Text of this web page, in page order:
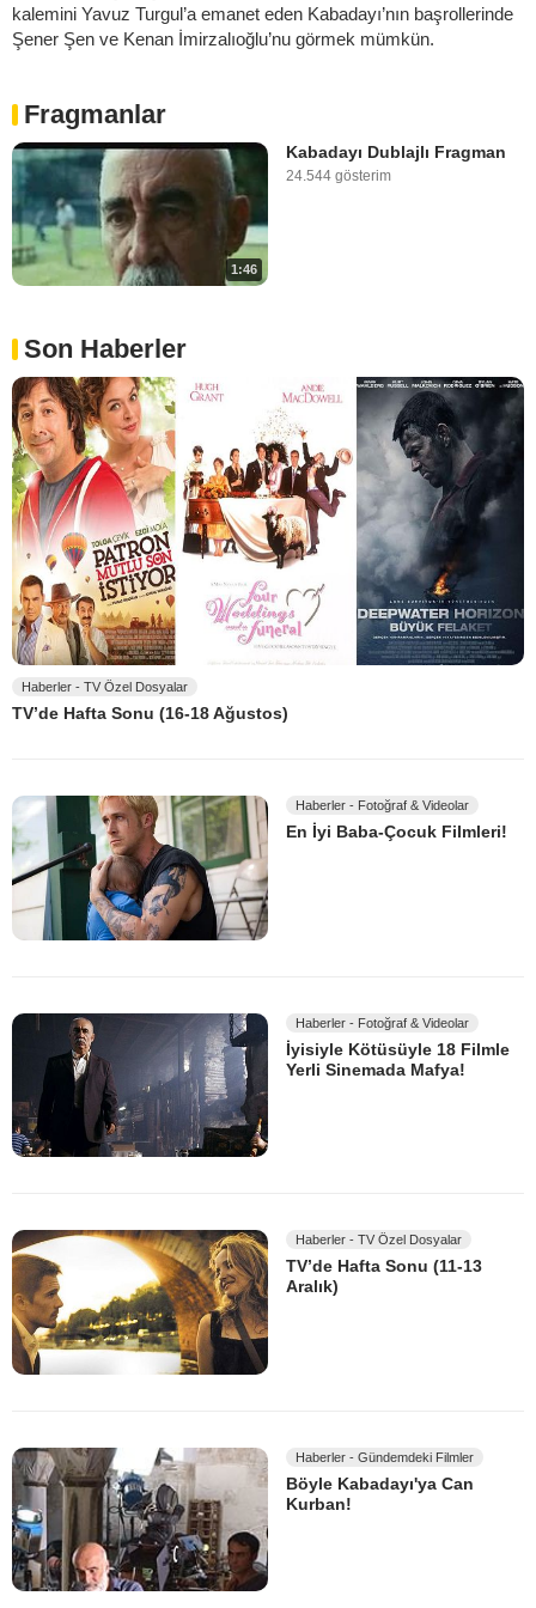
kalemini Yavuz Turgul’a emanet eden Kabadayı’nın başrollerinde
Şener Şen ve Kenan İmirzalıoğlu’nu görmek mümkün.
Fragmanlar
1:46
Kabadayı Dublajlı Fragman
24.544 gösterim
Son Haberler
Haberler - TV Özel Dosyalar
TV’de Hafta Sonu (16-18 Ağustos)
Haberler - Fotoğraf & Videolar
En İyi Baba-Çocuk Filmleri!
Haberler - Fotoğraf & Videolar
İyisiyle Kötüsüyle 18 Filmle
Yerli Sinemada Mafya!
Haberler - TV Özel Dosyalar
TV’de Hafta Sonu (11-13
Aralık)
Haberler - Gündemdeki Filmler
Böyle Kabadayı'ya Can
Kurban!